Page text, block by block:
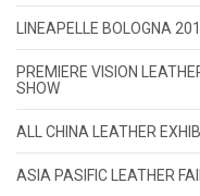
LINEAPELLE BOLOGNA
PREMIERE VISION
SHOW
ALL CHINA LEATHER
ASIA PASIFIC LEATHER